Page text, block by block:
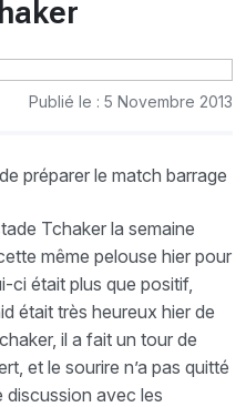
Publié le : 5 Novembre 2013
préparer le match barrage
Tchaker la semaine
même pelouse hier pour
ci était plus que positif,
était très heureux hier de
il a fait un tour de
et le sourire n’a pas quitté
discussion avec les